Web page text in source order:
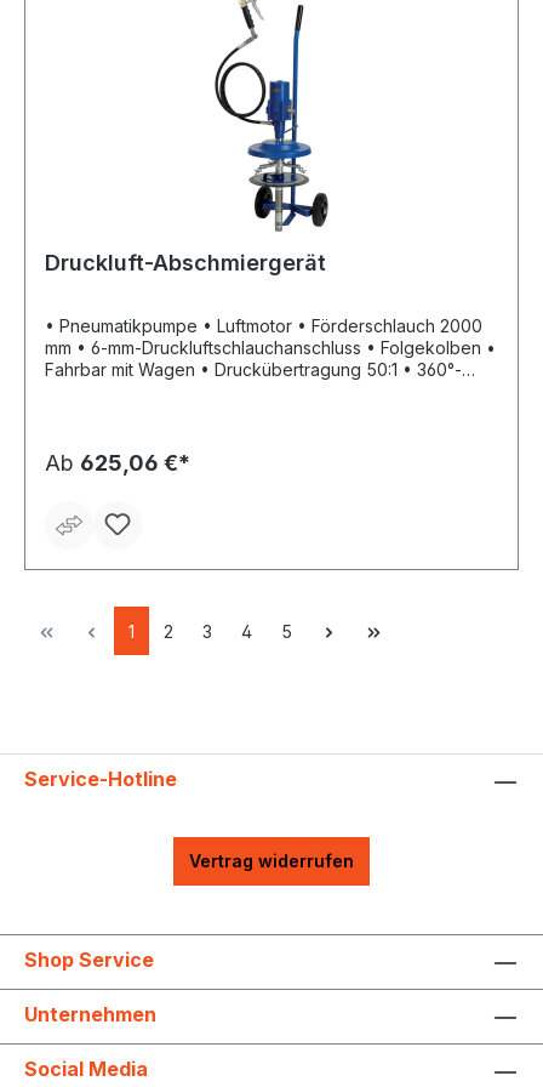
Druckluft-Abschmiergerät
• Pneumatikpumpe • Luftmotor • Förderschlauch 2000
mm • 6-mm-Druckluftschlauchanschluss • Folgekolben •
Fahrbar mit Wagen • Druckübertragung 50:1 • 360°-
Schmierstoffe bis Konsistenzgrad 2 nach NLGI und bei
niedrigen Temperaturen • Zur Verwendung mit
Ab 625,06 €*
1 2 3 4 5
Service-Hotline
Vertrag widerrufen
Shop Service
Unternehmen
Social Media